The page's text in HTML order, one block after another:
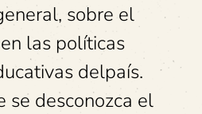
sobre el
las políticas
delpaís.
se desconozca el